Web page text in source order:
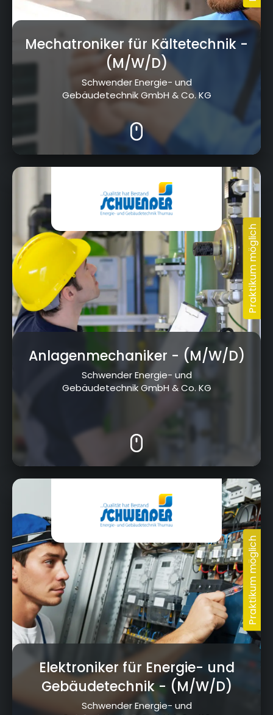
Mechatroniker für Kältetechnik-
(M/W/D)
Schwender Energie- und
Gebäudetechnik GmbH & Co. KG
Anlagenmechaniker - (M/W/D)
Schwender Energie- und
Gebäudetechnik GmbH & Co. KG
Elektroniker für Energie- und
Gebäudetechnik- (M/W/D)
Schwender Energie- und